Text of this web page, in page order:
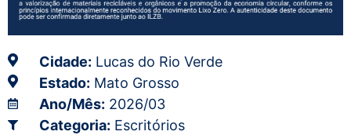
Cidade: Lucas do Rio Verde
Estado: Mato Grosso
Ano/Mês: 2026/03
Categoria: Escritórios